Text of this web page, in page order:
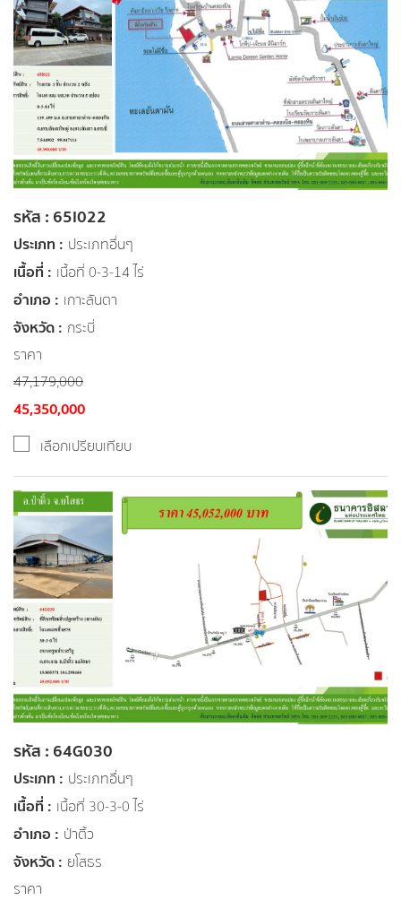
รหัส : 65I022
ประเภท : ประเภทอื่นๆ
เนื้อที่ : เนื้อที่ 0-3-14 ไร่
อำเภอ : เกาะลันตา
จังหวัด : กระบี่
ราคา
47,179,000
45,350,000
เลือกเปรียบเทียบ
รหัส : 64G030
ประเภท : ประเภทอื่นๆ
เนื้อที่ : เนื้อที่ 30-3-0 ไร่
อำเภอ : ป่าติ้ว
จังหวัด : ยโสธร
ราคา